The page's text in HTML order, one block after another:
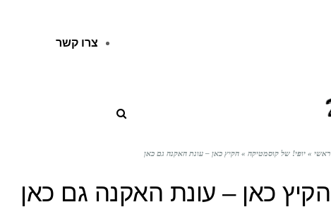
צרו קשר
ראשי » יופי! של קוסמטיקה » הקיץ כאן – עונת האקנה גם כאן
הקיץ כאן – עונת האקנה גם כאן